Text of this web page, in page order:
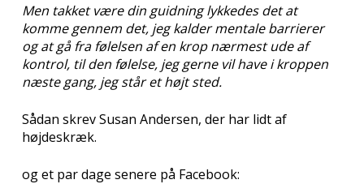
Men takket være din guidning lykkedes det at
komme gennem det, jeg kalder mentale barrierer
og at gå fra følelsen af en krop nærmest ude af
kontrol, til den følelse, jeg gerne vil have i kroppen
næste gang, jeg står et højt sted.
Sådan skrev Susan Andersen, der har lidt af
højdeskræk.
og et par dage senere på Facebook: